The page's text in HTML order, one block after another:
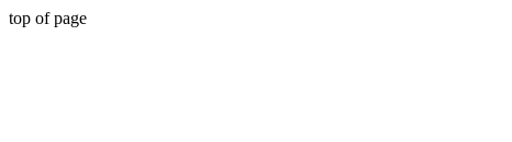
top of page